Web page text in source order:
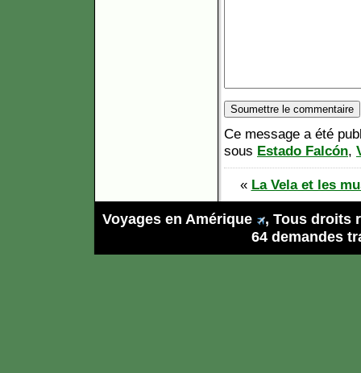
Ce message a été
sous Estado Falcón,
« La Vela et les
Voyages en Amérique
, Tous droits
64 demandes